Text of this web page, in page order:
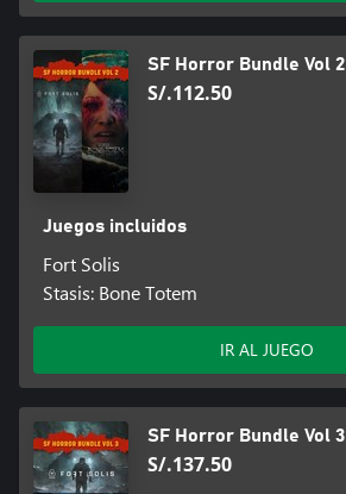
SF Horror Bundle Vol 2
S/.112.50
Juegos incluidos
Fort Solis
Stasis: Bone Totem
IR AL JUEGO
SF Horror Bundle Vol 3
S/.137.50